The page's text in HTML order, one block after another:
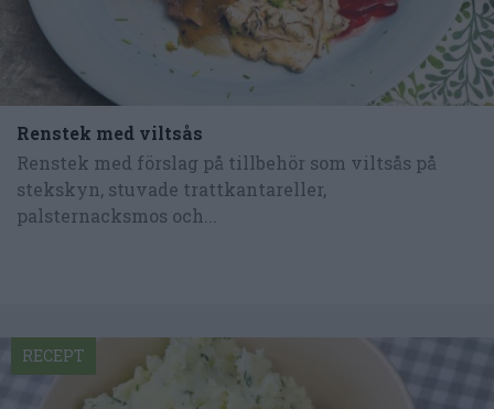
Renstek med viltsås
Renstek med förslag på tillbehör som viltsås på
stekskyn, stuvade trattkantareller,
palsternacksmos och...
RECEPT